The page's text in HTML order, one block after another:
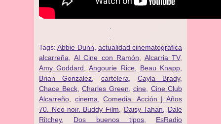
Tags:Abbie Dunn actualidad cinematográfica
alcarreña
Al Cine con Ramón Alcarria TV,
Amy Goddard ,Angourie Rice Beau Knapp
Brian Gonzalez
cartelera Cayla Brady,
Chace Beck, Charles Green cine
Cine Club
Alcarreño
cinema ,Comedia. Acción | Años
70. Neo-noir. Buddy Film
Daisy Tahan
Dale
Ritchey, Dos buenos tipos, EsRadio